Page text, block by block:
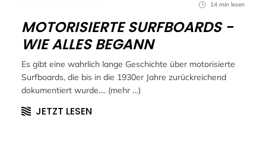
14 min lesen
MOTORISIERTE SURFBOARDS -
WIE ALLES BEGANN
Es gibt eine wahrlich lange Geschichte über motorisierte
Surfboards, die bis in die 1930er Jahre zurückreichend
dokumentiert wurde.... (mehr …)
JETZT LESEN